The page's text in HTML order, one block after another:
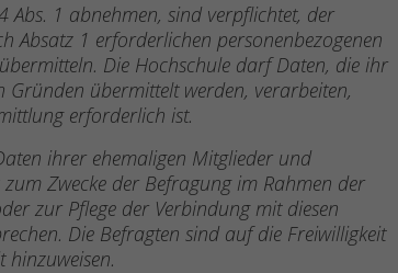
1 abnehmen, sind verpflichtet, der
Absatz 1 erforderlichen personenbezogenen
Die Hochschule darf Daten, die ihr
übermittelt werden, verarbeiten,
erforderlich ist.
ihrer ehemaligen Mitglieder und
Zwecke der Befragung im Rahmen der
zur Pflege der Verbindung mit diesen
Die Befragten sind auf die Freiwilligkeit